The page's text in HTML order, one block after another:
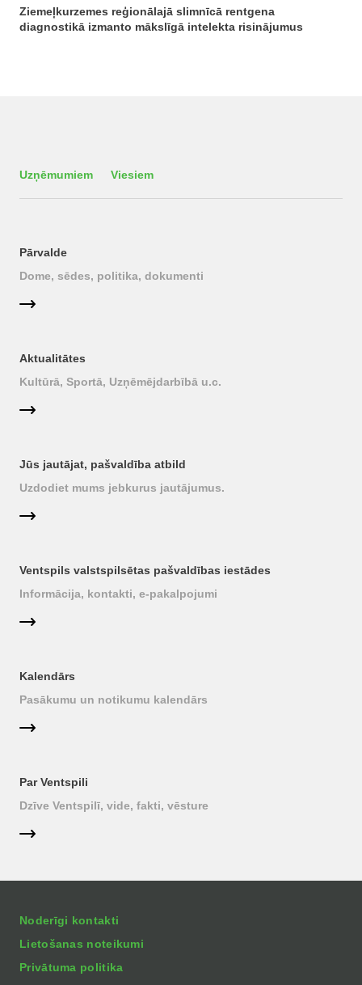
Ziemeļkurzemes reģionālajā slimnīcā rentgena
diagnostikā izmanto mākslīgā intelekta risinājumus
Uzņēmumiem Viesiem
Pārvalde
Dome, sēdes, politika, dokumenti
Aktualitātes
Kultūrā, Sportā, Uzņēmējdarbībā u.c.
Jūs jautājat, pašvaldība atbild
Uzdodiet mums jebkurus jautājumus.
Ventspils valstspilsētas pašvaldības iestādes
Informācija, kontakti, e-pakalpojumi
Kalendārs
Pasākumu un notikumu kalendārs
Par Ventspili
Dzīve Ventspilī, vide, fakti, vēsture
Noderīgi kontakti
Lietošanas noteikumi
Privātuma politika